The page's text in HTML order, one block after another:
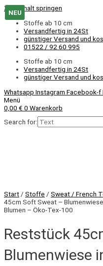
Zum Inhalt springen
Stoffe ab 10 cm
Versandfertig in 24St
günstiger Versand und
01522 / 92 60 995
Stoffe ab 10 cm
Versandfertig in 24St
günstiger Versand und
Whatsapp Instagram Facebook-f
Menü
0,00 € 0 Warenkorb
Search for:
Start / Stoffe / Sweat / French
45cm Soft Sweat –
Blumen – Öko-Tex-100
Reststück
Blumenwiese
NEU